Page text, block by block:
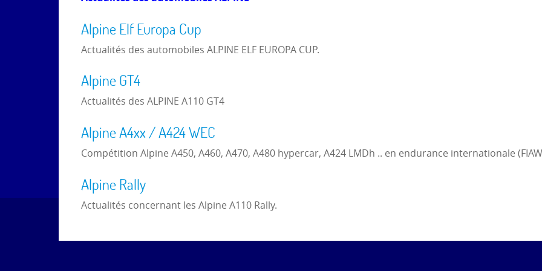
Alpine Elf Europa Cup
Actualités des automobiles ALPINE ELF EUROPA CUP.
Alpine GT4
Actualités des ALPINE A110 GT4
Alpine A4xx / A424 WEC
Compétition Alpine A450, A460, A470, A480 hypercar, A424 LMDh .. en endurance internationale
Alpine Rally
Actualités concernant les Alpine A110 Rally.